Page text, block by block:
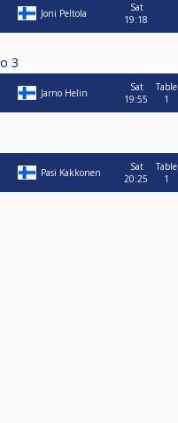
Joni Peltola
Sat
19:18
3
Jarno Helin
Sat
19:55
Table
1
Pasi Kakkonen
Sat
20:25
Table
1